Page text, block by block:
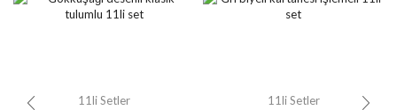
11li Setler 11li Setler